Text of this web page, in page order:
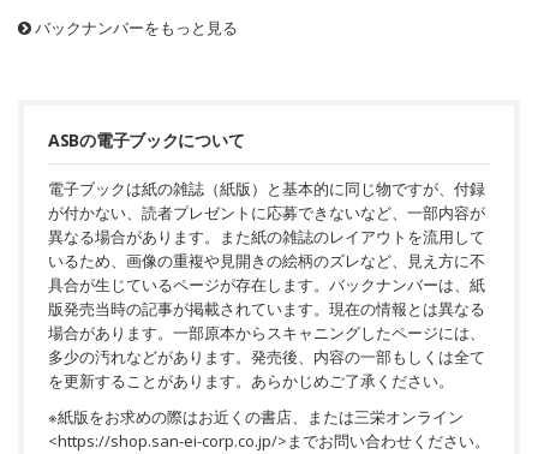
バックナンバーをもっと見る
ASBの電子ブックについて
電子ブックは紙の雑誌（紙版）と基本的に同じ物ですが、付録
が付かない、読者プレゼントに応募できないなど、一部内容が
異なる場合があります。また紙の雑誌のレイアウトを流用して
いるため、画像の重複や見開きの絵柄のズレなど、見え方に不
具合が生じているページが存在します。バックナンバーは、紙
版発売当時の記事が掲載されています。現在の情報とは異なる
場合があります。一部原本からスキャニングしたページには、
多少の汚れなどがあります。発売後、内容の一部もしくは全て
を更新することがあります。あらかじめご了承ください。
※紙版をお求めの際はお近くの書店、または三栄オンライン
<https://shop.san-ei-corp.co.jp/>までお問い合わせください。